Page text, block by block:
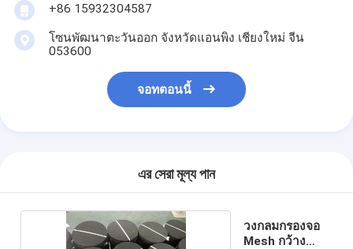
+86 15932304587
โซนพัฒนาตะวันออก จังหวัดแอนพิง เชียงใหม่ จีน
053600
จอทตอนนี้
এর সেরা মূল্য পান
วงกลมกรองจอ
Mesh กว้าง